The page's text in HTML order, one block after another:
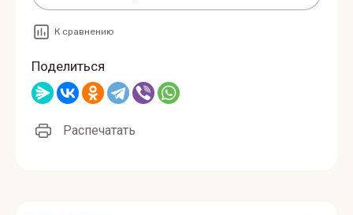
К сравнению
Поделиться
Распечатать